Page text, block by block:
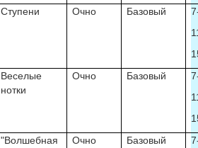
Ступени Очно Базовый
Веселые
нотки
Очно Базовый
"Волшебная
Очно Базовый